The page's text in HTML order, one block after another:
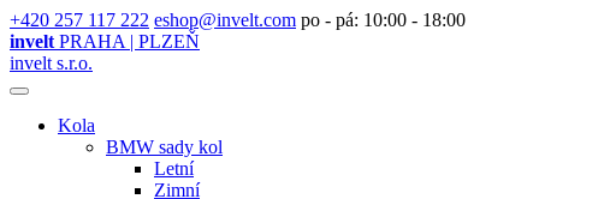
+420 257 117 222 eshop@invelt.com po - pá: 10:00 - 18:00
invelt PRAHA | PLZEŇ
invelt s.r.o.
Kola
BMW sady kol
Letní
Zimní